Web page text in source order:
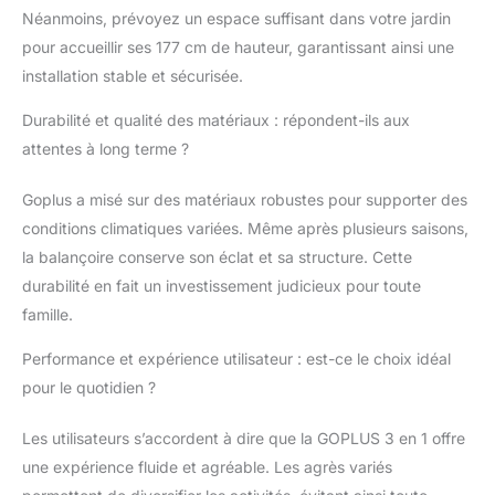
confortables: Le siège
en forme de U haut de
gamme et les sièges du
face-à-face permettent
sentir à l’aise. La
la balançoire convient
aux enfants de
différentes tailles. Jouet
les enfants: Notre
spécialement conçue
la cour, le jardin, le
encore. Elle est assez
Néanmoins, prévoyez un espace suffisant dans votre jardin
pour accueillir ses 177 cm de hauteur, garantissant ainsi une
installation stable et sécurisée.
Durabilité et qualité des matériaux : répondent-ils aux
attentes à long terme ?
Goplus a misé sur des matériaux robustes pour supporter des
conditions climatiques variées. Même après plusieurs saisons,
la balançoire conserve son éclat et sa structure. Cette
durabilité en fait un investissement judicieux pour toute
famille.
Performance et expérience utilisateur : est-ce le choix idéal
pour le quotidien ?
Les utilisateurs s’accordent à dire que la GOPLUS 3 en 1 offre
une expérience fluide et agréable. Les agrès variés